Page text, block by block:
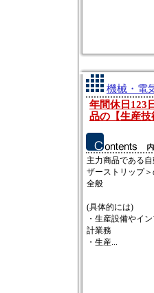
機械・電
年間休日123
品の【生産技
主力商品である
ザーストリップ
全般
(具体的には)
・生産設備やイ
計業務
・生産...